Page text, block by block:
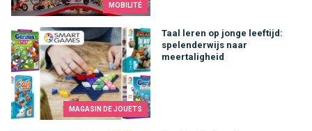
MOBILITÉ
MAGASIN DE JOUETS
Taal leren op jonge leeftijd:
spelenderwijs naar
meertaligheid
Taal leren op jonge leeftijd: spelenderwijs naar meertaligheid